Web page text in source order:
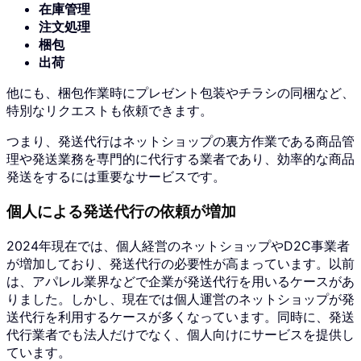
在庫管理
注文処理
梱包
出荷
他にも、梱包作業時にプレゼント包装やチラシの同梱など、
特別なリクエストも依頼できます。
つまり、発送代行はネットショップの裏方作業である商品管
理や発送業務を専門的に代行する業者であり、効率的な商品
発送をするには重要なサービスです。
個人による発送代行の依頼が増加
2024年現在では、個人経営のネットショップやD2C事業者
が増加しており、発送代行の必要性が高まっています。 以前
は、アパレル業界などで企業が発送代行を用いるケースがあ
りました。
しかし、現在では個人運営のネットショップが発
送代行を利用するケースが多くなっています。 同時に、発送
代行業者でも法人だけでなく、個人向けにサービスを提供し
ています。